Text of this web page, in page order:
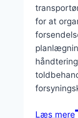
for at
Læs mere